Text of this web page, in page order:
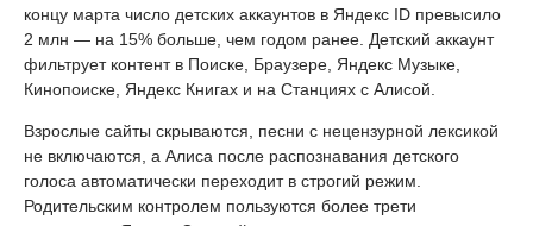
концу марта число детских аккаунтов в Яндекс ID превысило
2 млн — на 15% больше, чем годом ранее. Детский аккаунт
фильтрует контент в Поиске, Браузере, Яндекс Музыке,
Кинопоиске, Яндекс Книгах и на Станциях с Алисой.
Взрослые сайты скрываются, песни с нецензурной лексикой
не включаются, а Алиса после распознавания детского
голоса автоматически переходит в строгий режим.
Родительским контролем пользуются более трети